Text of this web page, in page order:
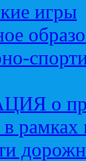
игры
о